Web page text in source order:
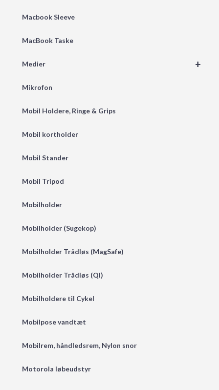
Macbook Sleeve
MacBook Taske
+
Medier
Mikrofon
Mobil Holdere, Ringe & Grips
Mobil kortholder
Mobil Stander
Mobil Tripod
Mobilholder
Mobilholder (Sugekop)
Mobilholder Trådløs (MagSafe)
Mobilholder Trådløs (QI)
Mobilholdere til Cykel
Mobilpose vandtæt
Mobilrem, håndledsrem, Nylon snor
Motorola løbeudstyr